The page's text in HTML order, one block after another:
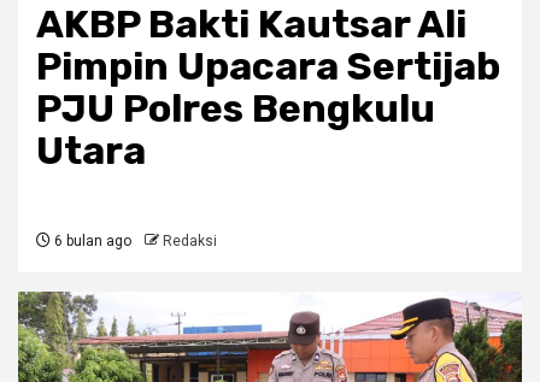
AKBP Bakti Kautsar Ali
Pimpin Upacara Sertijab
PJU Polres Bengkulu
Utara
6 bulan ago Redaksi